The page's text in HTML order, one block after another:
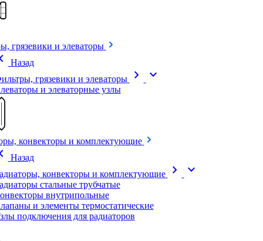
грязевики и элеваторы
Назад
грязевики и элеваторы
chevron_right expand_more
и элеваторные узлы
конвекторы и комплектующие
Назад
конвекторы и комплектующие
chevron_right expand_more
стальные трубчатые
внутрипольные
и элементы термостатические
подключения для радиаторов